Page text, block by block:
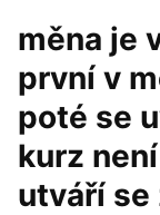
měna je
první v
poté se
kurz
utváří se